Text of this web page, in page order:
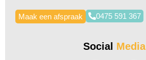
Maak een afspraak 0475 591 367
Social Media